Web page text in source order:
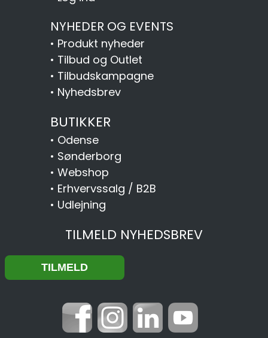
NYHEDER OG EVENTS
• Produkt nyheder
• Tilbud og Outlet
• Tilbudskampagne
• Nyhedsbrev
BUTIKKER
• Odense
• Sønderborg
• Webshop
• Erhvervssalg / B2B
• Udlejning
TILMELD NYHEDSBREV